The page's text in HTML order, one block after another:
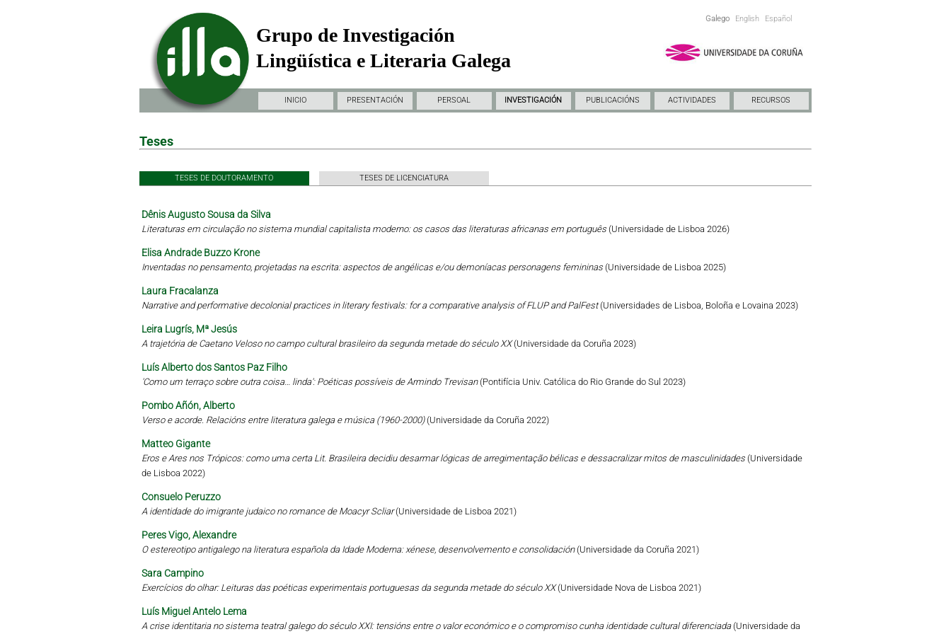
Galego English Español
Grupo de Investigación
Lingüística e Literaria Galega
INICIO PRESENTACIÓN PERSOAL INVESTIGACIÓN PUBLICACIÓNS ACTIVIDADES RECURSOS
Teses
TESES DE DOUTORAMENTO TESES DE LICENCIATURA
Dênis Augusto Sousa da Silva
Literaturas em circulação no sistema mundial capitalista moderno: os casos das literaturas africanas em português (Universidade de Lisboa 2026)
Elisa Andrade Buzzo Krone
Inventadas no pensamento, projetadas na escrita: aspectos de angélicas e/ou demoníacas personagens femininas (Universidade de Lisboa 2025)
Laura Fracalanza
Narrative and performative decolonial practices in literary festivals: for a comparative analysis of FLUP and PalFest(Universidades de Lisboa, Boloña e Lovaina 2023)
Leira Lugrís, Mª Jesús
A trajetória de Caetano Veloso no campo cultural brasileiro da segunda metade do século XX(Universidade da Coruña 2023)
Luís Alberto dos Santos Paz Filho
'Como um terraço sobre outra coisa… linda': Poéticas possíveis de Armindo Trevisan(Pontifícia Univ. Católica do Rio Grande do Sul 2023)
Pombo Añón, Alberto
Verso e acorde. Relacións entre literatura galega e música (1960-2000)(Universidade da Coruña 2022)
Matteo Gigante
Eros e Ares nos Trópicos: como uma certa Lit. Brasileira decidiu desarmar lógicas de arregimentação bélicas e dessacralizar mitos de masculinidades (Universidade
de Lisboa 2022)
Consuelo Peruzzo
A identidade do imigrante judaico no romance de Moacyr Scliar(Universidade de Lisboa 2021)
Peres Vigo, Alexandre
O estereotipo antigalego na literatura española da Idade Moderna: xénese, desenvolvemento e consolidación(Universidade da Coruña 2021)
Sara Campino
Exercícios do olhar: Leituras das poéticas experimentais portuguesas da segunda metade do século XX(Universidade Nova de Lisboa 2021)
Luís Miguel Antelo Lema
A crise identitaria no sistema teatral galego do século XXI: tensións entre o valor económico e o compromiso cunha identidade cultural diferenciada(Universidade da